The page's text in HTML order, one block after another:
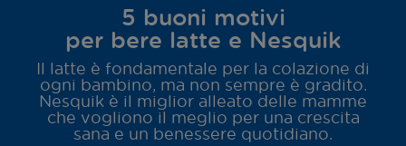
5 buoni motivi
per bere latte e Nesquik
Il latte è fondamentale per la colazione di
ogni bambino, ma non sempre è gradito.
Nesquik è il miglior alleato delle mamme
che vogliono il meglio per una crescita
sana e un benessere quotidiano.